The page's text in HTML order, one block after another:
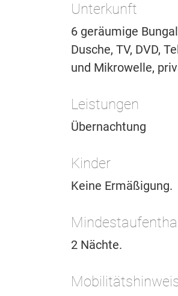
Unterkunft
6 geräumige
Dusche, TV, DVD,
und Mikrowelle,
Leistungen
Übernachtung
Kinder
Keine Ermäßigung.
2 Nächte.